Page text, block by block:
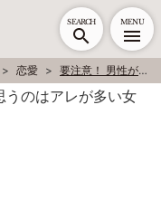
SEARCH MENU
恋愛 要注意！ 男性が「遊んでそう」と思うのはアレが多い女